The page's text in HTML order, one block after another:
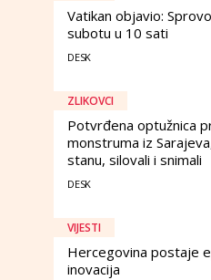
Vatikan objavio:
subotu u 10 sati
DESK
ZLIKOVCI
Potvrđena optužnica
monstruma iz
stanu, silovali i snimali
DESK
VIJESTI
Hercegovina postaje
inovacija